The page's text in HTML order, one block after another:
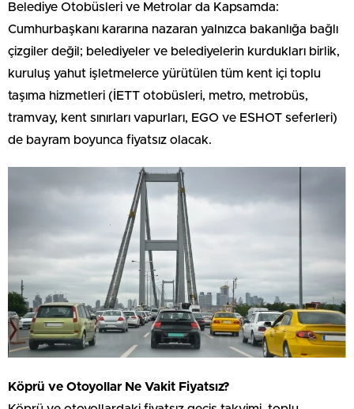
Belediye Otobüsleri ve Metrolar da Kapsamda:
Cumhurbaşkanı kararına nazaran yalnızca bakanlığa bağlı
çizgiler değil; belediyeler ve belediyelerin kurdukları birlik,
kuruluş yahut işletmelerce yürütülen tüm kent içi toplu
taşıma hizmetleri (İETT otobüsleri, metro, metrobüs,
tramvay, kent sınırları vapurları, EGO ve ESHOT seferleri)
de bayram boyunca fiyatsız olacak.
Köprü ve Otoyollar Ne Vakit Fiyatsız?